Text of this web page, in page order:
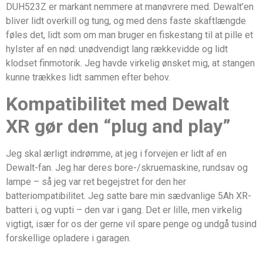
DUH523Z er markant nemmere at manøvrere med. Dewalt’en
bliver lidt overkill og tung, og med dens faste skaftlængde
føles det, lidt som om man bruger en fiskestang til at pille et
hylster af en nød: unødvendigt lang rækkevidde og lidt
klodset finmotorik. Jeg havde virkelig ønsket mig, at stangen
kunne trækkes lidt sammen efter behov.
Kompatibilitet med Dewalt
XR gør den “plug and play”
Jeg skal ærligt indrømme, at jeg i forvejen er lidt af en
Dewalt-fan. Jeg har deres bore-/skruemaskine, rundsav og
lampe – så jeg var ret begejstret for den her
batteriompatibilitet. Jeg satte bare min sædvanlige 5Ah XR-
batteri i, og vupti – den var i gang. Det er lille, men virkelig
vigtigt, især for os der gerne vil spare penge og undgå tusind
forskellige opladere i garagen.